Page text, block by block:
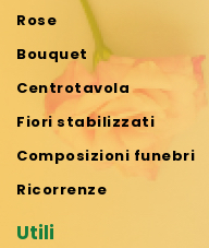
Rose
Bouquet
Centrotavola
Fiori stabilizzati
Composizioni funebri
Ricorrenze
Utili